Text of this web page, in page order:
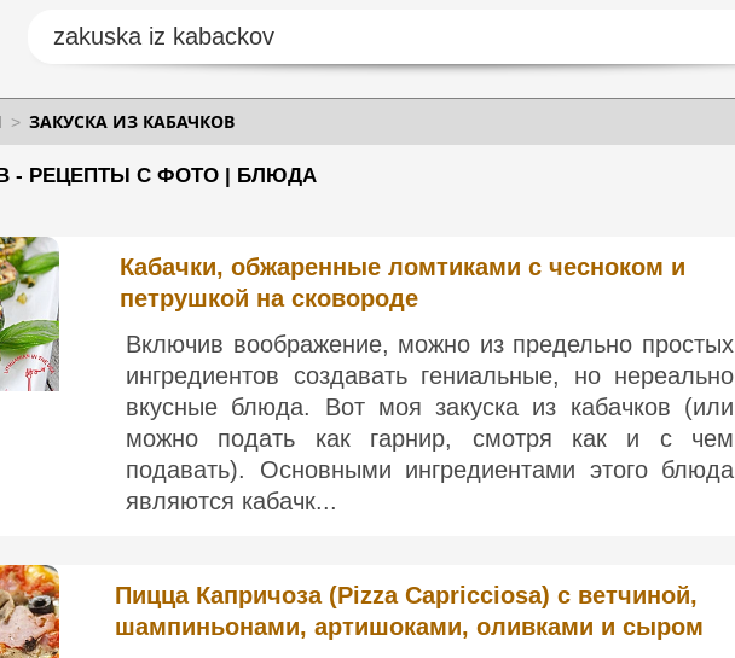
ЗАКУСКА ИЗ КАБАЧКОВ
- РЕЦЕПТЫ С ФОТО | БЛЮДА
Кабачки, обжаренные ломтиками с чесноком и
петрушкой на сковороде
Включив воображение, можно из предельно простых
ингредиентов создавать гениальные, но нереально
вкусные блюда. Вот моя закуска из кабачков (или
можно подать как гарнир, смотря как и с чем
подавать). Основными ингредиентами этого блюда
являются кабачк...
Пицца Капричоза (Pizza Capricciosa) с ветчиной,
шампиньонами, артишоками, оливками и сыром